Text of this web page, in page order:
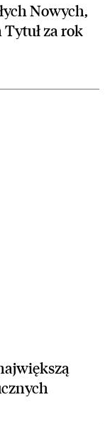
Nowych,
za rok
polską bazę